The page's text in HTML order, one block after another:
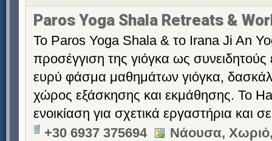
Paros Yoga Shala Retreats &
Το Paros Yoga Shala & το Irana Ji An
προσέγγιση της γιόγκα ως
ευρύ φάσμα μαθημάτων γιόγκα,
χώρος εξάσκησης και εκμάθησης. Το
ενοικίαση για σχετικά εργαστήρια και
+30 6937 375694
Νάουσα, Χωριό,